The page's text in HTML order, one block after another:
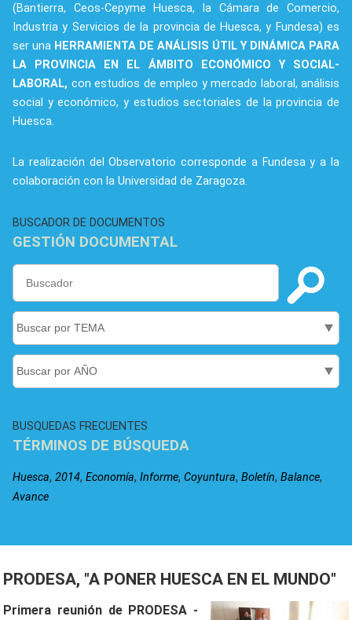
(Bantierra, Ceos-Cepyme Huesca, la Cámara de Comercio,
Industria y Servicios de la provincia de Huesca, y Fundesa) es
ser una HERRAMIENTA DE ANÁLISIS ÚTIL Y DINÁMICA PARA
LA PROVINCIA EN EL ÁMBITO ECONÓMICO Y SOCIAL-
LABORAL, con estudios de empleo y mercado laboral, análisis
social y económico, y estudios sectoriales de la provincia de
Huesca.
La realización del Observatorio corresponde a Fundesa y a la
colaboración con la Universidad de Zaragoza.
BUSCADOR DE DOCUMENTOS
GESTIÓN DOCUMENTAL
BUSQUEDAS FRECUENTES
TÉRMINOS DE BÚSQUEDA
Huesca, 2014, Economía, Informe, Coyuntura, Boletín, Balance,
Avance
PRODESA, "A PONER HUESCA EN EL MUNDO"
Primera reunión de PRODESA -